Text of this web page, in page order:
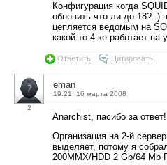
Конфигурация когда
обновить что ли до 18?..)
цепляется ведомым на
какой-то 4-ке работает на
Ответить Цитировать
2
eman
19:21, 16 марта 2008
Anarchist, пасибо за ответ!
Организация на 2-й
выделяет, потому я
200MMX/HDD 2 Gb/64 Mb